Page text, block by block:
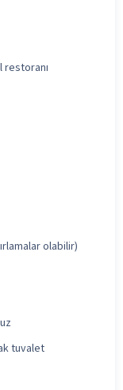
restoranı
olabilir)
tuvalet